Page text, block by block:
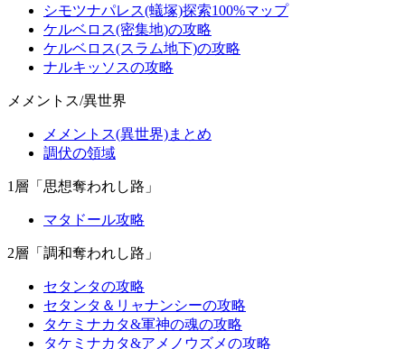
シモツナパレス(蟻塚)探索100%マップ
ケルベロス(密集地)の攻略
ケルベロス(スラム地下)の攻略
ナルキッソスの攻略
メメントス/異世界
メメントス(異世界)まとめ
調伏の領域
1層「思想奪われし路」
マタドール攻略
2層「調和奪われし路」
セタンタの攻略
セタンタ＆リャナンシーの攻略
タケミナカタ&軍神の魂の攻略
タケミナカタ&アメノウズメの攻略